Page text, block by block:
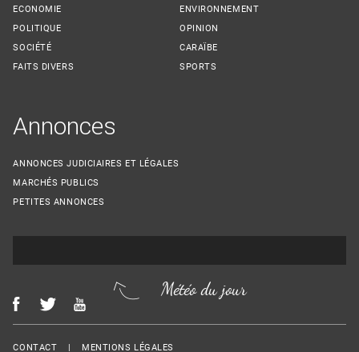
ECONOMIE
POLITIQUE
SOCIÉTÉ
FAITS DIVERS
ENVIRONNEMENT
OPINION
CARAÏBE
SPORTS
Annonces
ANNONCES JUDICIAIRES ET LÉGALES
MARCHÉS PUBLICS
PETITES ANNONCES
Météo du jour
CONTACT MENTIONS LÉGALES